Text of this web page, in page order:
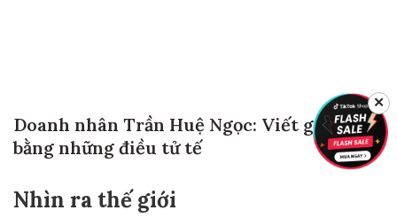
Doanh nhân Trần Huệ Ngọc: Viết giá trị
bằng những điều tử tế
Nhìn ra thế giới
✕